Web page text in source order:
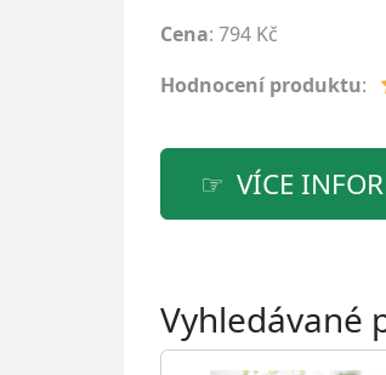
Cena: 794 Kč
Hodnocení produktu:
VÍCE
Vyhledávané